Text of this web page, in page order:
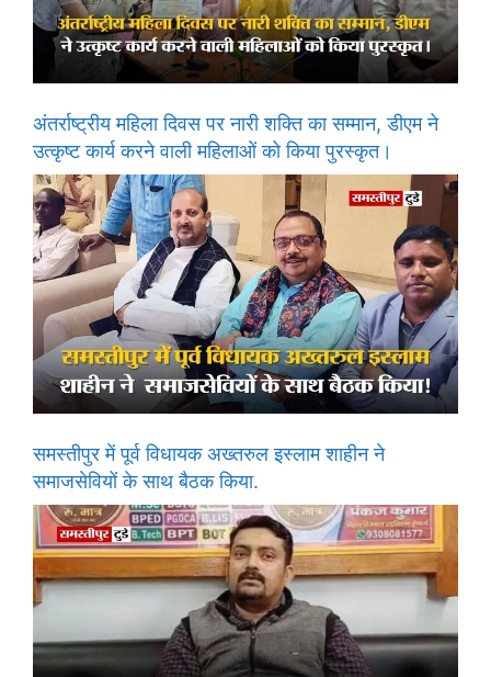
अंतर्राष्ट्रीय महिला दिवस पर नारी शक्ति का सम्मान, डीएम ने
उत्कृष्ट कार्य करने वाली महिलाओं को किया पुरस्कृत।
समस्तीपुर में पूर्व विधायक अख्तरुल इस्लाम शाहीन ने
समाजसेवियों के साथ बैठक किया.